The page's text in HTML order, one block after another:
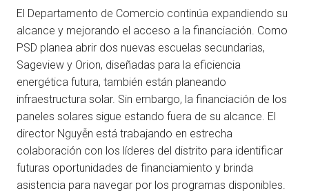
El Departamento de Comercio continúa expandiendo su
alcance y mejorando el acceso a la financiación. Como
PSD planea abrir dos nuevas escuelas secundarias,
Sageview y Orion, diseñadas para la eficiencia
energética futura, también están planeando
infraestructura solar. Sin embargo, la financiación de los
paneles solares sigue estando fuera de su alcance. El
director Nguyễn está trabajando en estrecha
colaboración con los líderes del distrito para identificar
futuras oportunidades de financiamiento y brinda
asistencia para navegar por los programas disponibles.